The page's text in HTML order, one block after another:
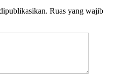
Ruas yang wajib